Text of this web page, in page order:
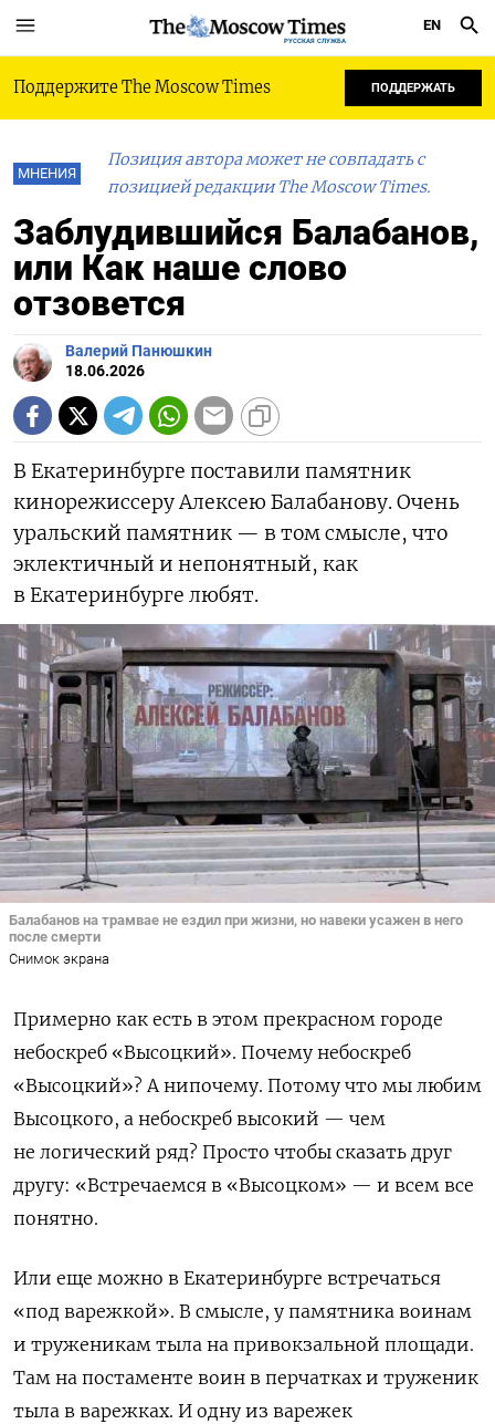
РУССКАЯ СЛУЖБА
EN
Поддержите The Moscow Times ПОДДЕРЖАТЬ
МНЕНИЯ
Позиция автора может не совпадать с
позицией редакции The Moscow Times.
Заблудившийся Балабанов,
или Как наше слово
отзовется
Валерий Панюшкин
18.06.2026
В Екатеринбурге поставили памятник
кинорежиссеру Алексею Балабанову. Очень
уральский памятник — в том смысле, что
эклектичный и непонятный, как
в Екатеринбурге любят.
Балабанов на трамвае не ездил при жизни, но навеки усажен в него
после смерти
Снимок экрана
Примерно как есть в этом прекрасном городе
небоскреб «Высоцкий». Почему небоскреб
«Высоцкий»? А нипочему. Потому что мы любим
Высоцкого, а небоскреб высокий — чем
не логический ряд? Просто чтобы сказать друг
другу: «Встречаемся в «Высоцком» — и всем все
понятно.
Или еще можно в Екатеринбурге встречаться
«под варежкой». В смысле, у памятника воинам
и труженикам тыла на привокзальной площади.
Там на постаменте воин в перчатках и труженик
тыла в варежках. И одну из варежек